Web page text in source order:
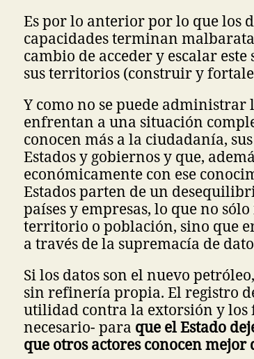
Es por lo anterior por lo que los
capacidades terminan
cambio de acceder y escalar
sus territorios (construir y
Y como no se puede administrar
enfrentan a una situación
conocen más a la ciudadanía,
Estados y gobiernos y que,
económicamente con ese
Estados parten de un
países y empresas, lo que no
territorio o población, sino que
a través de la supremacía de
Si los datos son el nuevo
sin refinería propia. El registro
utilidad contra la extorsión y los
necesario- para que el Estado
que otros actores conocen mejor